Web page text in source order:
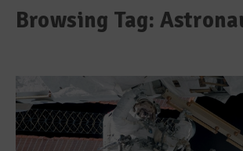
Browsing Tag: